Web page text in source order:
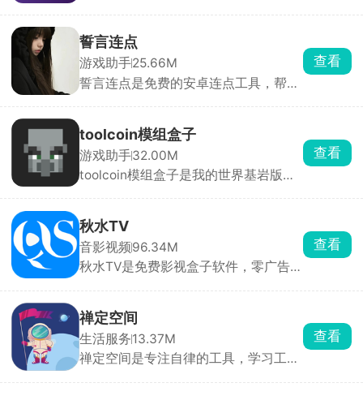
动岛的尺寸、位置、圆角、透明度，到
组件样式、通知动效、配色主题、交互
逻辑均可自由调节，用户可根据机型与
审美打造独一无二的桌面形态。
誓言连点
游戏助手25.66M
誓言连点是免费的安卓连点工具，帮你
制一整套手势循环回放。参数可以自由
调整，间隔能设到毫秒，还带随机偏移
和抖动，更像真人操作，不容易被检
测。
查看
toolcoin模组盒子
游戏助手32.00M
toolcoin模组盒子是我的世界基岩版模
致闪退，点一下直接导入游戏。换装、
改画面质感直接套用，还能提前预览皮
肤全身效果，挑起来很直观。还能上传
自制皮肤、模组、地图分享给其他玩
查看
秋水TV
音影视频96.34M
秋水TV是免费影视盒子软件，零广告免
艺、动漫、纪录片全都有，播放支持多
条线路切换，家里网络卡顿可以切换
源，清晰度从标清到蓝光自由选。
查看
禅定空间
生活服务13.37M
禅定空间是专注自律的工具，学习工作
查看